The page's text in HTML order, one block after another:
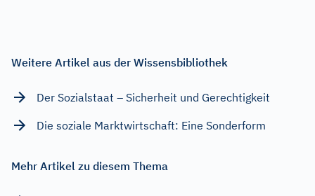
Weitere Artikel aus der Wissensbibliothek
Der Sozialstaat – Sicherheit und Gerechtigkeit
Die soziale Marktwirtschaft: Eine Sonderform
Mehr Artikel zu diesem Thema